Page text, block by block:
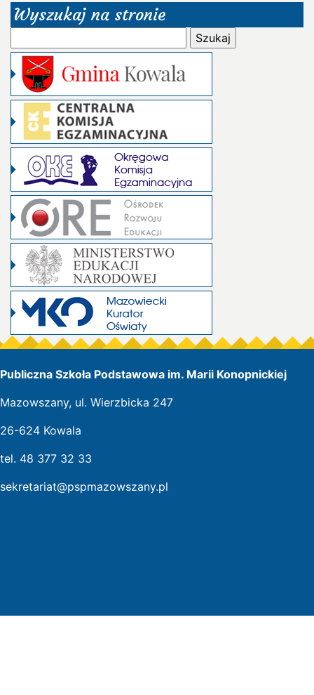
Wyszukaj na stronie
Publiczna Szkoła Podstawowa im. Marii Konopnickiej
Mazowszany, ul. Wierzbicka 247
26-624 Kowala
tel. 48 377 32 33
sekretariat@pspmazowszany.pl